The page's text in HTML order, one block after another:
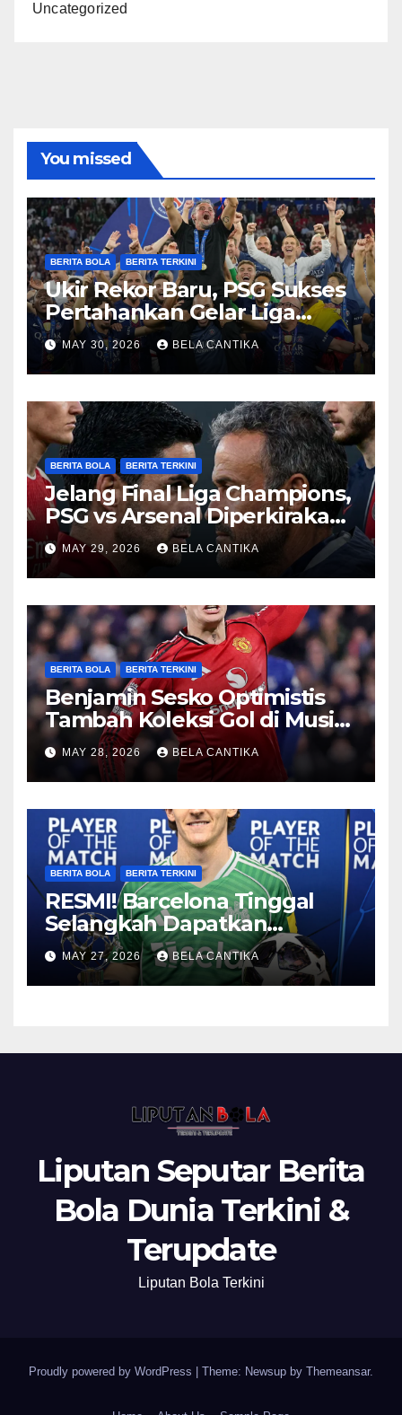
Uncategorized
You missed
BERITA BOLA BERITA TERKINI
Ukir Rekor Baru, PSG Sukses
Pertahankan Gelar Liga
Champions
MAY 30, 2026 BELA CANTIKA
BERITA BOLA BERITA TERKINI
Jelang Final Liga Champions,
PSG vs Arsenal Diperkirakan
Sengit
MAY 29, 2026 BELA CANTIKA
BERITA BOLA BERITA TERKINI
Benjamin Sesko Optimistis
Tambah Koleksi Gol di Musim
2026/27
MAY 28, 2026 BELA CANTIKA
BERITA BOLA BERITA TERKINI
RESMI! Barcelona Tinggal
Selangkah Dapatkan
Anthony Gordon
MAY 27, 2026 BELA CANTIKA
Liputan Seputar Berita
Bola Dunia Terkini &
Terupdate
Liputan Bola Terkini
Proudly powered by WordPress Theme: Newsup by Themeansar.